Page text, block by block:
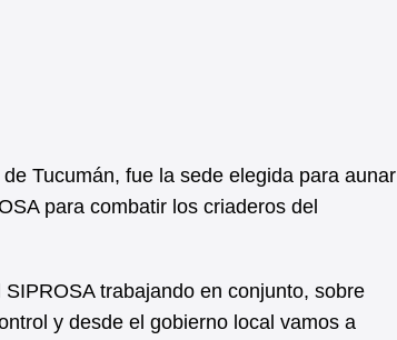
Tucumán, fue la sede elegida para aunar
para combatir los criaderos del
trabajando en conjunto, sobre
y desde el gobierno local vamos a